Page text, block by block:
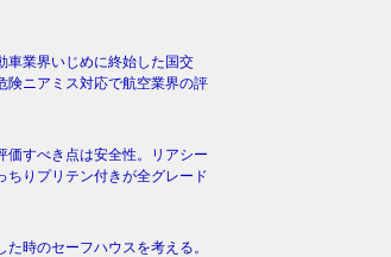
車業界いじめに終始した国交
険ニアミス対応で航空業界の評
価すべき点は安全性。リアシー
ちりプリテン付きが全グレード
た時のセーフハウスを考える。